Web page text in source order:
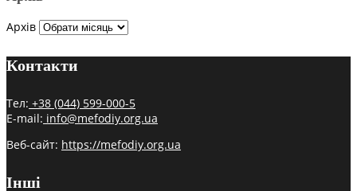
Архів
Контакти
Тел: +38 (044) 599-000-5
E-mail: info@mefodiy.org.ua
Веб-сайт: https://mefodiy.org.ua
Інші